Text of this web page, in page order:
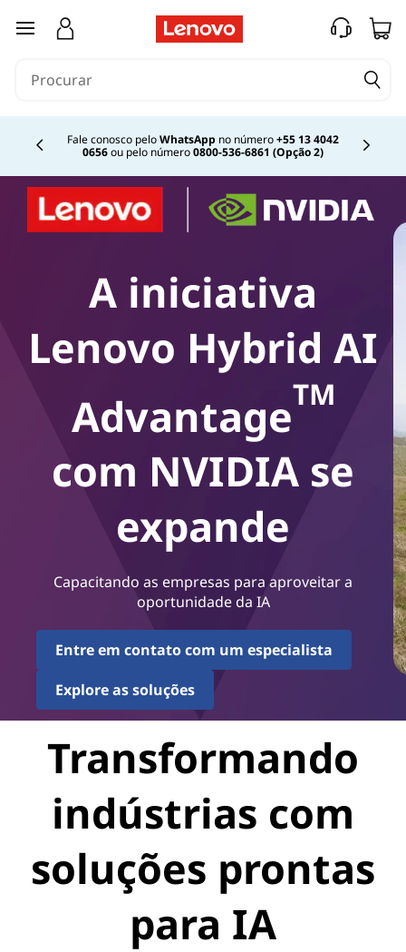
saltar para o conteúdo principal
Fale conosco peloWhatsApp no número+55 13 4042
0656ou pelo número0800-536-6861 (Opção 2)
Currently displaying item 2 of
A iniciativa
Lenovo Hybrid AI
AdvantageTM
com NVIDIA se
expande
Capacitando as empresas para aproveitar a
oportunidade da IA
Entre em contato com um especialista
Explore as soluções
Transformando
indústrias com
soluções prontas
para IA